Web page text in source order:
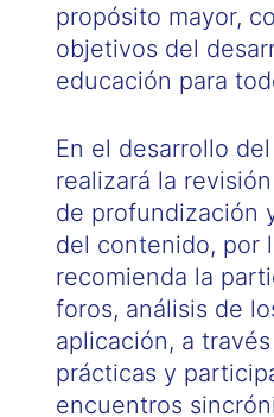
propósito mayor,
objetivos del
educación para
En el desarrollo
realizará la
de profundización
del contenido, por
recomienda la
foros, análisis de
aplicación, a
prácticas y
encuentros